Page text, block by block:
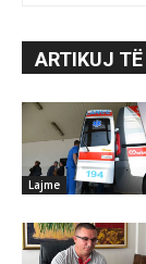
ARTIKUJ
Lajme